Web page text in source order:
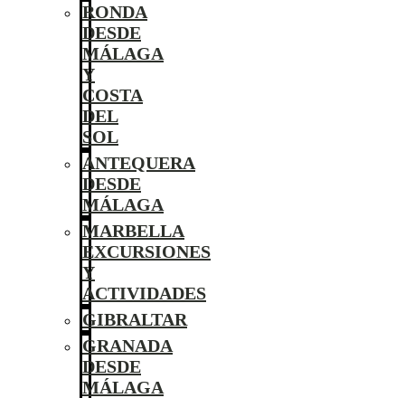
RONDA
DESDE
MÁLAGA
Y
COSTA
DEL
SOL
ANTEQUERA
DESDE
MÁLAGA
MARBELLA
EXCURSIONES
Y
ACTIVIDADES
GIBRALTAR
GRANADA
DESDE
MÁLAGA